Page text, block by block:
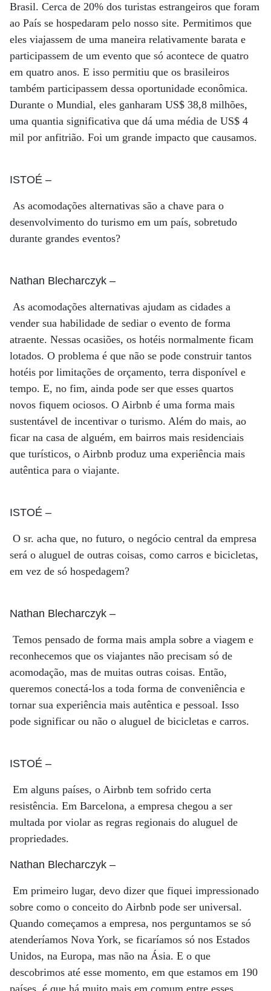
Brasil. Cerca de 20% dos turistas estrangeiros que foram
ao País se hospedaram pelo nosso site. Permitimos que
eles viajassem de uma maneira relativamente barata e
participassem de um evento que só acontece de quatro
em quatro anos. E isso permitiu que os brasileiros
também participassem dessa oportunidade econômica.
Durante o Mundial, eles ganharam US$ 38,8 milhões,
uma quantia significativa que dá uma média de US$ 4
mil por anfitrião. Foi um grande impacto que causamos.
ISTOÉ –
As acomodações alternativas são a chave para o
desenvolvimento do turismo em um país, sobretudo
durante grandes eventos?
Nathan Blecharczyk –
As acomodações alternativas ajudam as cidades a
vender sua habilidade de sediar o evento de forma
atraente. Nessas ocasiões, os hotéis normalmente ficam
lotados. O problema é que não se pode construir tantos
hotéis por limitações de orçamento, terra disponível e
tempo. E, no fim, ainda pode ser que esses quartos
novos fiquem ociosos. O Airbnb é uma forma mais
sustentável de incentivar o turismo. Além do mais, ao
ficar na casa de alguém, em bairros mais residenciais
que turísticos, o Airbnb produz uma experiência mais
autêntica para o viajante.
ISTOÉ –
O sr. acha que, no futuro, o negócio central da empresa
será o aluguel de outras coisas, como carros e bicicletas,
em vez de só hospedagem?
Nathan Blecharczyk –
Temos pensado de forma mais ampla sobre a viagem e
reconhecemos que os viajantes não precisam só de
acomodação, mas de muitas outras coisas. Então,
queremos conectá-los a toda forma de conveniência e
tornar sua experiência mais autêntica e pessoal. Isso
pode significar ou não o aluguel de bicicletas e carros.
ISTOÉ –
Em alguns países, o Airbnb tem sofrido certa
resistência. Em Barcelona, a empresa chegou a ser
multada por violar as regras regionais do aluguel de
propriedades.
Nathan Blecharczyk –
Em primeiro lugar, devo dizer que fiquei impressionado
sobre como o conceito do Airbnb pode ser universal.
Quando começamos a empresa, nos perguntamos se só
atenderíamos Nova York, se ficaríamos só nos Estados
Unidos, na Europa, mas não na Ásia. E o que
descobrimos até esse momento, em que estamos em 190